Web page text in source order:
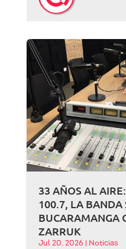
33 AÑOS AL
100.7, LA BANDA
BUCARAMANGA
ZARRUK
Jul 20, 2026 Noticias